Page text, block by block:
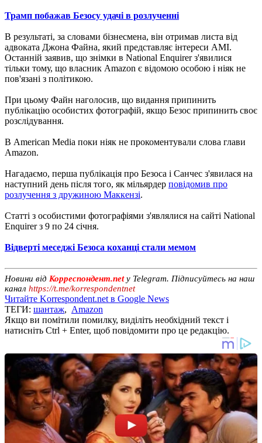
Трамп побажав Безосу удачі в розлученні
В результаті, за словами бізнесмена, він отримав листа від
адвоката Джона Файна, який представляє інтереси AMI.
Останній заявив, що знімки в National Enquirer з'явилися
тільки тому, що власник Amazon є відомою особою і ніяк не
пов'язані з політикою.
При цьому Файн наголосив, що видання припинить
публікацію особистих фотографій, якщо Безос припинить своє
розслідування.
В American Media поки ніяк не прокоментували слова глави
Amazon.
Нагадаємо, перша публікація про Безоса і Санчес з'явилася на
наступний день після того, як мільярдер повідомив про
розлучення з дружиною Маккензі.
Статті з особистими фотографіями з'являлися на сайті National
Enquirer з 9 по 24 січня.
Відверті меседжі Безоса коханці стали мемом
Новини від Корреспондент.netу Telegram. Підписуйтесь на наш
канал https://t.me/korrespondentnet
Читайте Korrespondent.net в Google News
ТЕГИ: шантаж, Amazon
Якщо ви помітили помилку, виділіть необхідний текст і
натисніть Ctrl + Enter, щоб повідомити про це редакцію.